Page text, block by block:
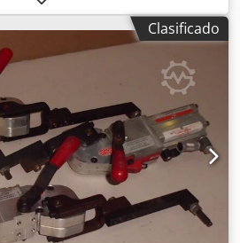
punzonadora neumática -Tipo: 040
Esr -Punzón integrado: Ø 2,5 mm
Dimensiones: 190/200/A510 mm -
Clasificado